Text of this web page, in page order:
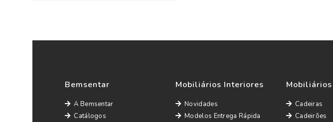
Bemsentar
A Bemsentar
Catálogos
Mobiliários Interiores
Novidades
Modelos Entrega Rápida
Cadeiras
Cadeirões